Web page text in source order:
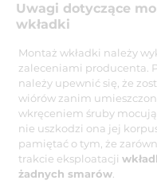
Uwagi dotyczące
wkładki
Montaż wkładki należy
zaleceniami producenta.
należy upewnić się, że
wiórów zanim
wkręceniem śruby
nie uszkodzi ona jej
pamiętać o tym, że
trakcie eksploatacji
żadnych smarów.